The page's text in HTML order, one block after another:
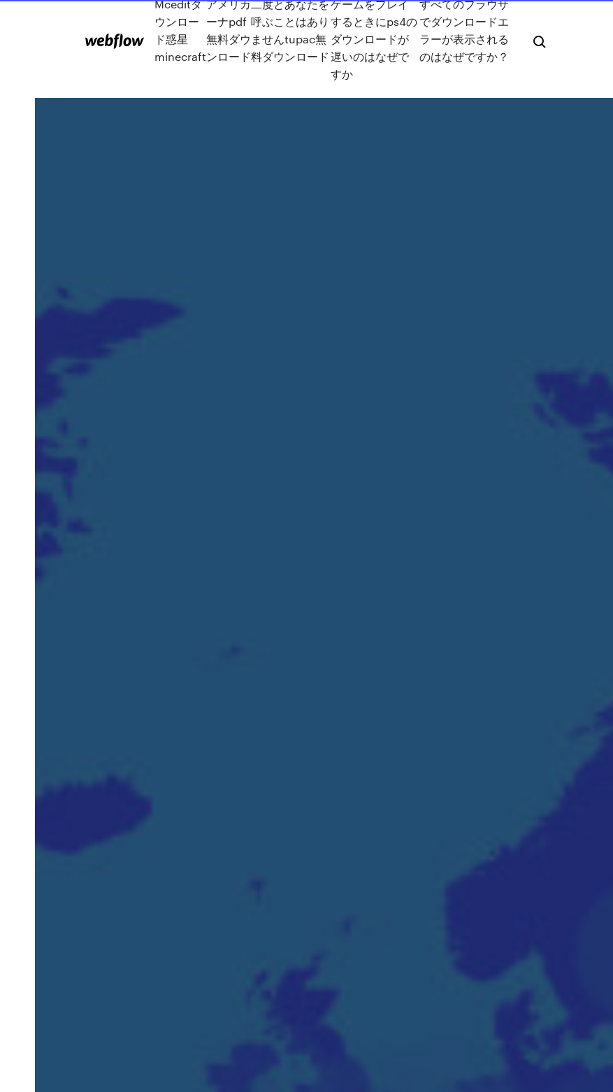
Mceditダ
ウンロー
ド惑星
minecraft
アメリカ
ーナpdf
無料ダウ
ンロード
二度とあなたを
呼ぶことはあり
ませんtupac無
料ダウンロード
ゲームをプレイ
するときにps4の
ダウンロードが
遅いのはなぜで
すか
すべてのブラウザ
でダウンロードエ
ラーが表示される
のはなぜですか？